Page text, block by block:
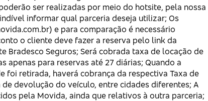
ser realizadas por meio do hotsite, pela nossa
informar qual parceria deseja utilizar; Os
e para comparação é necessário
o cliente deve fazer a reserva pelo link da
Seguros; Será cobrada taxa de locação de
apenas para reservas até 27 diárias; Quando a
retirada, haverá cobrança da respectiva Taxa de
devolução do veículo, entre cidades diferentes; A
pela Movida, ainda que relativos à outra parceria;